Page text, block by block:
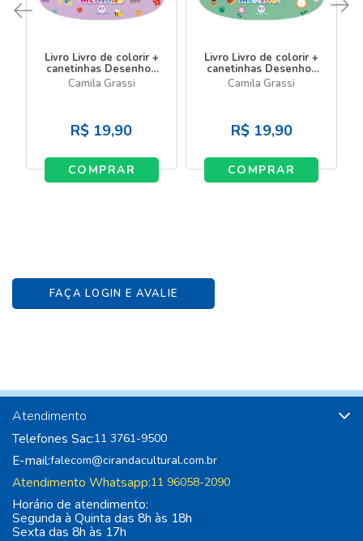
Livro Livro de colorir +
canetinhas Desenhos
para meninas - Livro
Camila Grassi
R$ 19,90
COMPRAR
Livro Livro de colorir +
canetinhas Desenhos
para meninos - Livro
Camila Grassi
R$ 19,90
COMPRAR
FAÇA LOGIN E AVALIE
Atendimento
Telefones Sac:11 3761-9500
E-mail:falecom@cirandacultural.com.br
Atendimento Whatsapp:11 96058-2090
Horário de atendimento:
Segunda à Quinta das 8h às 18h
Sexta das 8h às 17h